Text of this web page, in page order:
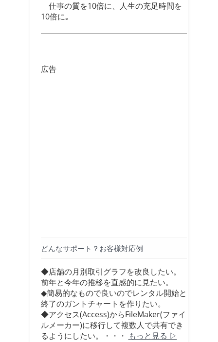
仕事の質を10倍に、人生の充足時間を
10倍に｡
広告
どんなサポート？お客様対応例
◆店舗の月別取引グラフを改良したい。
前年と今年の推移を直感的に見たい。
◆簡易的なもので良いのでレンタル開始と
終了のガントチャートを作りたい。
◆アクセス(Access)からFileMaker(ファイ
ルメーカー)に移行して複数人で共有でき
るようにしたい。・・・ もっと見る ▷